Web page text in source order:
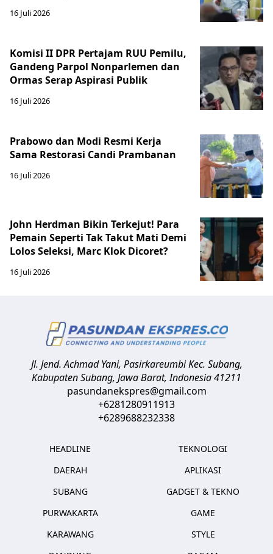
16 Juli 2026
Komisi II DPR Pertajam RUU Pemilu,
Gandeng Parpol Nonparlemen dan
Ormas Serap Aspirasi Publik
16 Juli 2026
Prabowo dan Modi Resmi Kerja
Sama Restorasi Candi Prambanan
16 Juli 2026
John Herdman Bikin Terkejut! Para
Pemain Seperti Tak Takut Mati Demi
Lolos Seleksi, Marc Klok Dicoret?
16 Juli 2026
Jl. Jend. Achmad Yani, Pasirkareumbi Kec. Subang,
Kabupaten Subang, Jawa Barat,Indonesia41211
pasundanekspres@gmail.com
+6281280911913
+6289688232338
HEADLINE
DAERAH
SUBANG
PURWAKARTA
KARAWANG
TEKNOLOGI
APLIKASI
GADGET & TEKNO
GAME
STYLE